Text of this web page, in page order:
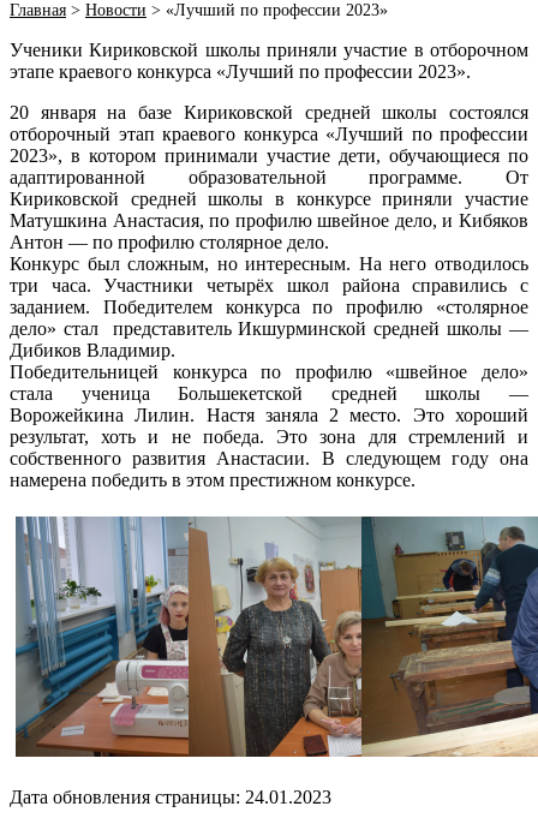
Главная > Новости > «Лучший по профессии 2023»
Ученики Кириковской школы приняли участие в отборочном
этапе краевого конкурса «Лучший по профессии 2023».
20 января на базе Кириковской средней школы состоялся
отборочный этап краевого конкурса «Лучший по профессии
2023», в котором принимали участие дети, обучающиеся по
адаптированной образовательной программе. От
Кириковской средней школы в конкурсе приняли участие
Матушкина Анастасия, по профилю швейное дело, и Кибяков
Антон — по профилю столярное дело.
Конкурс был сложным, но интересным. На него отводилось
три часа. Участники четырёх школ района справились с
заданием. Победителем конкурса по профилю «столярное
дело» стал представитель Икшурминской средней школы —
Дибиков Владимир.
Победительницей конкурса по профилю «швейное дело»
стала ученица Большекетской средней школы —
Ворожейкина Лилин. Настя заняла 2 место. Это хороший
результат, хоть и не победа. Это зона для стремлений и
собственного развития Анастасии. В следующем году она
намерена победить в этом престижном конкурсе.
Дата обновления страницы: 24.01.2023